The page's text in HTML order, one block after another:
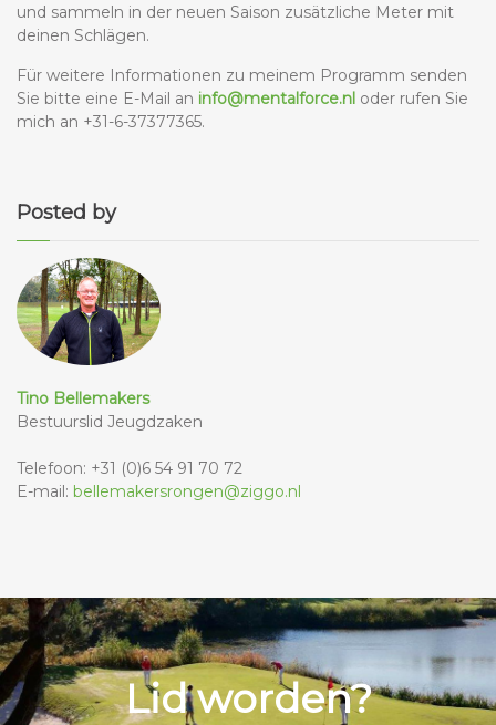
und sammeln in der neuen Saison zusätzliche Meter mit
deinen Schlägen.
Für weitere Informationen zu meinem Programm senden
Sie bitte eine E-Mail an info@mentalforce.nl oder rufen Sie
mich an +31-6-37377365.
Posted by
Tino Bellemakers
Bestuurslid Jeugdzaken
Telefoon: +31 (0)6 54 91 70 72
E-mail: bellemakersrongen@ziggo.nl
Lid worden?